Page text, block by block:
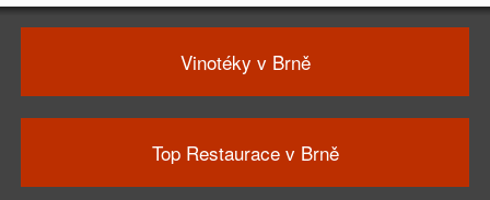
Vinotéky v Brně
Top Restaurace v Brně